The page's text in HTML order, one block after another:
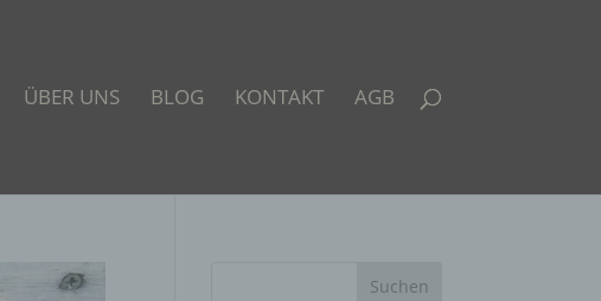
ÜBER UNS BLOG KONTAKT AGB